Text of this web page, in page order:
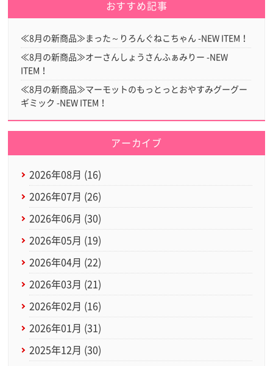
おすすめ記事
≪8月の新商品≫まった～りろんぐねこちゃん -NEW ITEM！
≪8月の新商品≫オーさんしょうさんふぁみりー -NEW
ITEM！
≪8月の新商品≫マーモットのもっとっとおやすみグーグー
ギミック -NEW ITEM！
アーカイブ
2026年08月 (16)
2026年07月 (26)
2026年06月 (30)
2026年05月 (19)
2026年04月 (22)
2026年03月 (21)
2026年02月 (16)
2026年01月 (31)
2025年12月 (30)